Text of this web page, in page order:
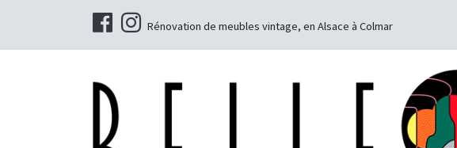
Rénovation de meubles vintage, en Alsace à Colmar